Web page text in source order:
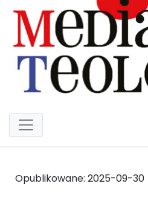
Opublikowane: 2025-09-30